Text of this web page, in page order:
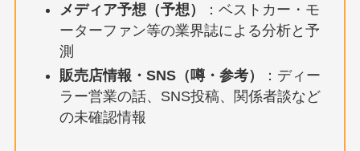
メディア予想（予想）
：ベストカー・モ
ーターファン等の業界誌による分析と予
測
販売店情報・SNS（噂・参考）
：ディー
ラー営業の話、SNS投稿、関係者談など
の未確認情報